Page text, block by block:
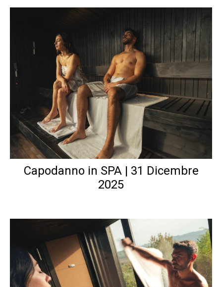
Capodanno in SPA | 31 Dicembre
2025